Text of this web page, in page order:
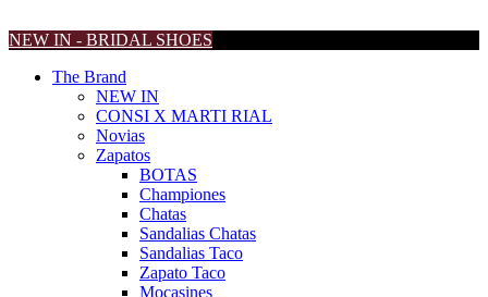
NEW IN - BRIDAL SHOES
The Brand
NEW IN
CONSI X MARTI RIAL
Novias
Zapatos
BOTAS
Championes
Chatas
Sandalias Chatas
Sandalias Taco
Zapato Taco
Mocasines